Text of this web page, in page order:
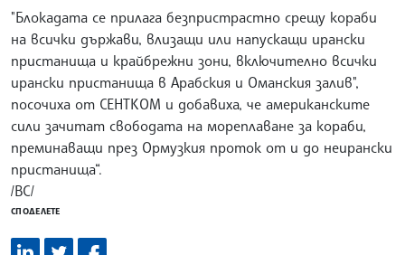
"Блокадата се прилага безпристрастно срещу кораби
на всички държави, влизащи или напускащи ирански
пристанища и крайбрежни зони, включително всички
ирански пристанища в Арабския и Оманския залив",
посочиха от СЕНТКОМ и добавиха, че американските
сили зачитат свободата на мореплаване за кораби,
преминаващи през Ормузкия проток от и до неирански
пристанища“.
/ВС/
СПОДЕЛЕТЕ